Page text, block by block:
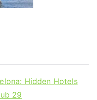
Hidden Hotels
29